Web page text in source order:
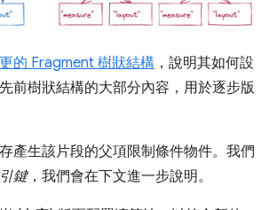
的 Fragment 樹狀結構 ，說明其如何設
前樹狀結構的大部分內容，用於逐步版
產生該片段的父項限制條件物件。我們
鍵，我們會在下文進一步說明。